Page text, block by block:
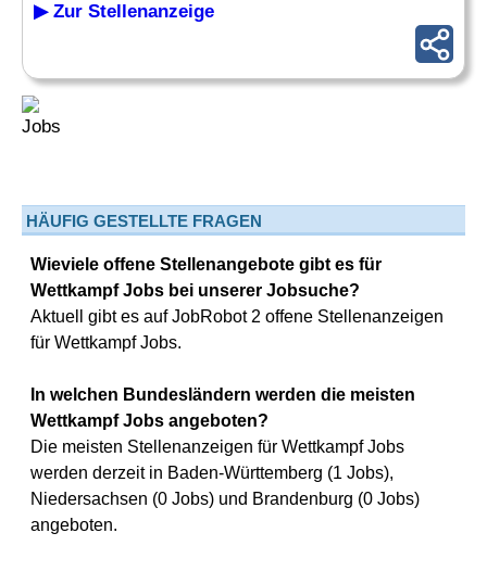
▶ Zur Stellenanzeige
HÄUFIG GESTELLTE FRAGEN
Wieviele offene Stellenangebote gibt es für
Wettkampf Jobs bei unserer Jobsuche?
Aktuell gibt es auf JobRobot 2 offene Stellenanzeigen
für Wettkampf Jobs.
In welchen Bundesländern werden die meisten
Wettkampf Jobs angeboten?
Die meisten Stellenanzeigen für Wettkampf Jobs
werden derzeit in Baden-Württemberg (1 Jobs),
Niedersachsen (0 Jobs) und Brandenburg (0 Jobs)
angeboten.